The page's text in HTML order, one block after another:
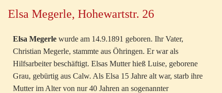
Elsa Megerle, Hohewartstr. 26
Elsa Megerle wurde am 14.9.1891 geboren. Ihr Vater,
Christian Megerle, stammte aus Öhringen. Er war als
Hilfsarbeiter beschäftigt. Elsas Mutter hieß Luise, geborene
Grau, gebürtig aus Calw. Als Elsa 15 Jahre alt war, starb ihre
Mutter im Alter von nur 40 Jahren an sogenannter